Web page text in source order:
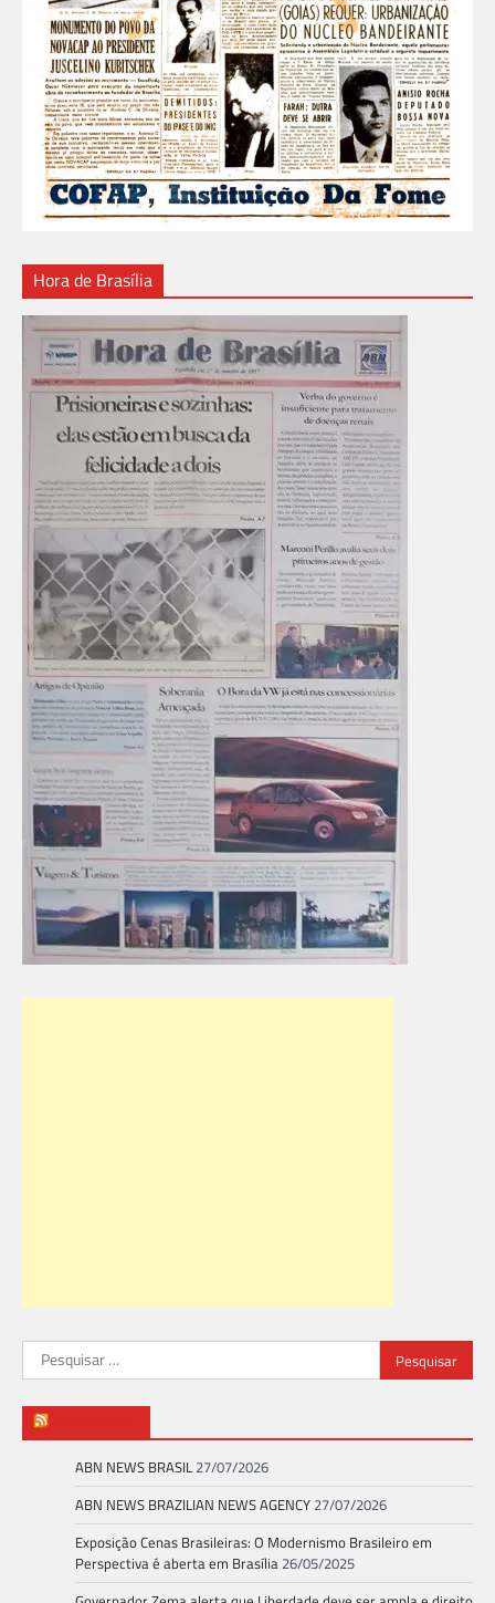
Hora de Brasília
Pesquisar
por:
ABN NEWS BRASIL 27/07/2026
ABN NEWS BRAZILIAN NEWS AGENCY 27/07/2026
Exposição Cenas Brasileiras: O Modernismo Brasileiro em
Perspectiva é aberta em Brasília 26/05/2025